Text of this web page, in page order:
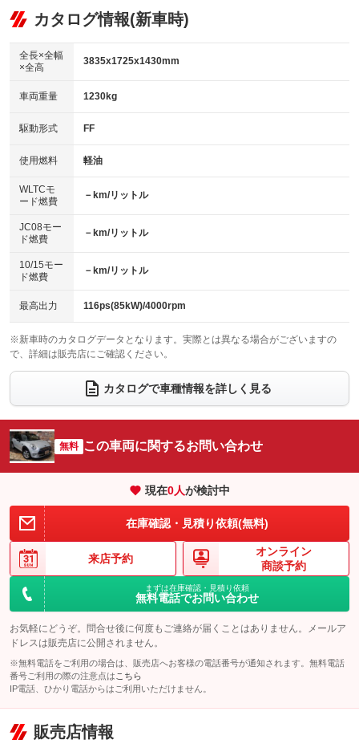
リフトアップ
：装備なし
：装備なし
パワーウィンドウ
アイドリングストップ
：装備あり
USB入力端子
：装備あり
100V電源
：装備なし
センターデフロック
：装備なし
電動格納ミラー
：装備あり
ビジュアル
：装備なし
：装備あり
革シート
キーレス
HID(キセノンライト)
：装備なし
バックカメラ
：装備あり
エアロ
：装備なし
：装備なし
パワーシート
ベンチシート
：装備なし
チップアップシート
：装備なし
：装備なし ：装備なし
ウォークスルー
：装備なし
電動リアゲート フロントカメラ
：装備なし
：装備なし ：装備なし
サイドカメラ
：装備なし ルーフレール
：装備なし
：装備なし
：装備なし
カタログ情報(新車時)
全長×全幅
×全高
3835x1725x1430mm
車両重量 1230kg
駆動形式 FF
使用燃料 軽油
WLTCモ
ード燃費
－km/リットル
JC08モー
ド燃費
－km/リットル
10/15モー
ド燃費
－km/リットル
最高出力 116ps(85kW)/4000rpm
※新車時のカタログデータとなります。実際とは異なる場合がございますの
で、詳細は販売店にご確認ください。
カタログで車種情報を詳しく見る
無料 この車両に関するお問い合わせ
現在0人が検討中
在庫確認・見積り依頼(無料)
来店予約
オンライン
商談予約
まずは在庫確認・見積り依頼
無料電話でお問い合わせ
お気軽にどうぞ。問合せ後に何度もご連絡が届くことはありません。メールア
ドレスは販売店に公開されません。
※無料電話をご利用の場合は、販売店へお客様の電話番号が通知されます。無料電話
番号ご利用の際の注意点は こちら
IP電話、ひかり電話からはご利用いただけません。
販売店情報